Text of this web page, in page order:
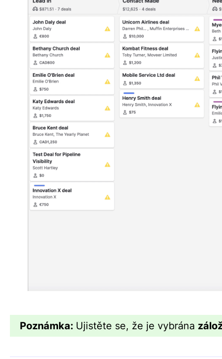
Poznámka: Ujistěte se, že je vybrána